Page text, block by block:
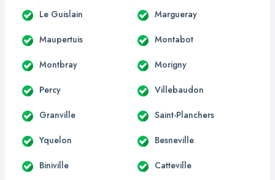
Le Guislain Margueray
Maupertuis Montabot
Montbray Morigny
Percy Villebaudon
Granville Saint-Planchers
Yquelon Besneville
Biniville Catteville